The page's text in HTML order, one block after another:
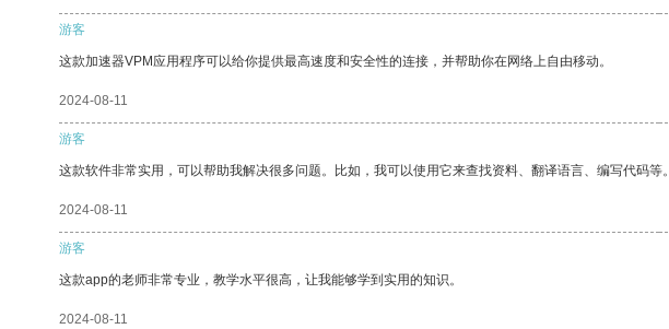
游客
这款加速器VPM应用程序可以给你提供最高速度和安全性的连接，并帮助你在网络上自由移动。
2024-08-11
游客
这款软件非常实用，可以帮助我解决很多问题。比如，我可以使用它来查找资料、翻译语言、编写代码等。
2024-08-11
游客
这款app的老师非常专业，教学水平很高，让我能够学到实用的知识。
2024-08-11